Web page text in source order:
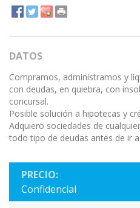
DATOS
Compramos, administramos y
con deudas, en quiebra, con
concursal.
Posible solución a hipotecas y
Adquiero sociedades de
todo tipo de deudas antes de ir
PRECIO:
Confidencial